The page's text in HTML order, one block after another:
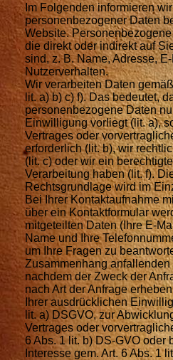
Im Folgenden informieren
personenbezogener Daten
Website.
die direkt oder indirekt auf
sind, z. B. Name, Adresse,
Nutzerverhalten.
Wir verarbeiten Daten
lit. a) b) c) f). Das bedeutet,
personenbezogene Daten
Einwilligung vorliegt (lit. a),
Vertrages oder
erforderlich (lit. b), wir
(lit. c) oder wir ein
Verarbeitung haben (lit. f).
Rechtsgrundlage wird im
Bei Ihrer Kontaktaufnahme
über ein Kontaktformular
mitgeteilten Daten (Ihre E-
Name und Ihre
um Ihre Fragen zu
Zusammenhang
nachdem der Zweck der
nach Art der Anfrage
Ihrer ausdrücklichen
lit. a) DSGVO, zur
Vertrages oder
6 Abs. 1 lit. b) DS-GVO oder
Interesse gem. Art. 6 Abs. 1